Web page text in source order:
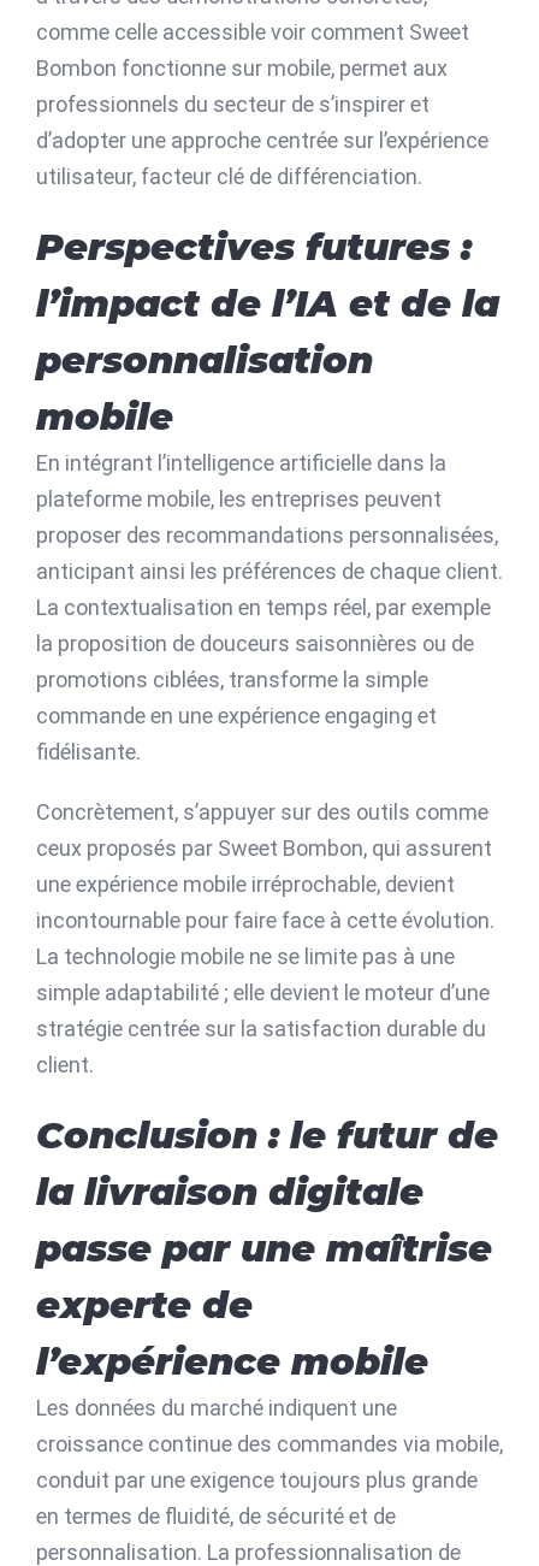
comme celle accessible voir comment Sweet
Bombon fonctionne sur mobile, permet aux
professionnels du secteur de s’inspirer et
d’adopter une approche centrée sur l’expérience
utilisateur, facteur clé de différenciation.
Perspectives futures :
l’impact de l’IA et de la
personnalisation
mobile
En intégrant l’intelligence artificielle dans la
plateforme mobile, les entreprises peuvent
proposer des recommandations personnalisées,
anticipant ainsi les préférences de chaque client.
La contextualisation en temps réel, par exemple
la proposition de douceurs saisonnières ou de
promotions ciblées, transforme la simple
commande en une expérience engaging et
fidélisante.
Concrètement, s’appuyer sur des outils comme
ceux proposés par Sweet Bombon, qui assurent
une expérience mobile irréprochable, devient
incontournable pour faire face à cette évolution.
La technologie mobile ne se limite pas à une
simple adaptabilité ; elle devient le moteur d’une
stratégie centrée sur la satisfaction durable du
client.
Conclusion : le futur de
la livraison digitale
passe par une maîtrise
experte de
l’expérience mobile
Les données du marché indiquent une
croissance continue des commandes via mobile,
conduit par une exigence toujours plus grande
en termes de fluidité, de sécurité et de
personnalisation. La professionnalisation de